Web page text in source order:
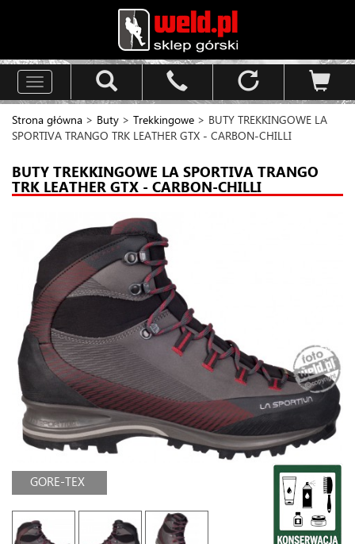
Toggle
navigation
Strona główna > Buty > Trekkingowe > BUTY TREKKINGOWE LA
SPORTIVA TRANGO TRK LEATHER GTX - CARBON-CHILLI
BUTY TREKKINGOWE LA SPORTIVA TRANGO
TRK LEATHER GTX - CARBON-CHILLI
GORE-TEX